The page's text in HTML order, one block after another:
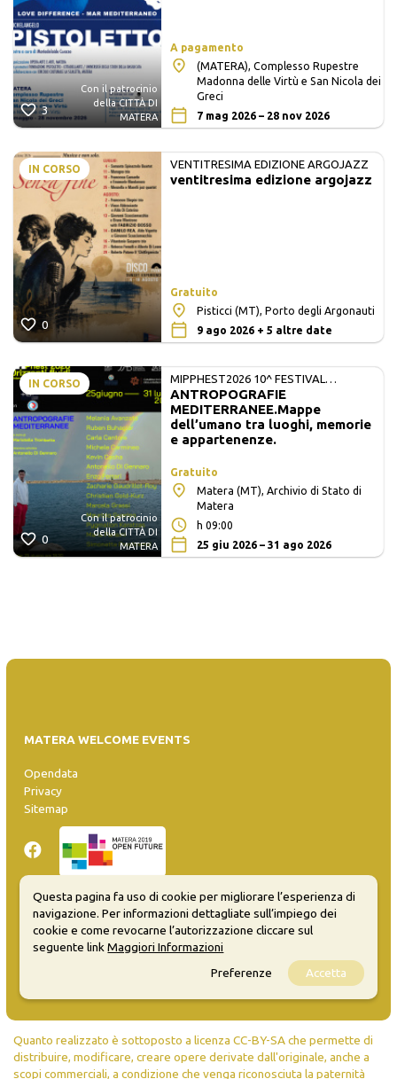
3
Con il patrocinio
della CITTÀ DI
MATERA
A pagamento
(MATERA), Complesso Rupestre
Madonna delle Virtù e San Nicola dei
Greci
7 mag 2026 – 28 nov 2026
IN CORSO
0
VENTITRESIMA EDIZIONE ARGOJAZZ
ventitresima edizione argojazz
Gratuito
Pisticci (MT), Porto degli Argonauti
9 ago 2026 + 5 altre date
IN CORSO
0
Con il patrocinio
della CITTÀ DI
MATERA
MIPPHEST2026 10^ FESTIVAL
INTERNAZIONALE DI FOTOGRAFIA E
ARTI VISIVE
ANTROPOGRAFIE
MEDITERRANEE.Mappe
dell’umano tra luoghi, memorie
e appartenenze.
Gratuito
Matera (MT), Archivio di Stato di
Matera
h 09:00
25 giu 2026 – 31 ago 2026
MATERA WELCOME EVENTS
Opendata
Privacy
Sitemap
Inserisci evento
FAQ
Quanto realizzato è sottoposto a licenza CC-BY-SA che permette di
distribuire, modificare, creare opere derivate dall'originale, anche a
scopi commerciali, a condizione che venga riconosciuta la paternità
Questa pagina fa uso di cookie per migliorare l’esperienza di
navigazione. Per informazioni dettagliate sull’impiego dei
cookie e come revocarne l’autorizzazione cliccare sul
seguente linkMaggiori Informazioni
Preferenze
Accetta